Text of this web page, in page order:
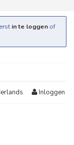
in te loggen of
Inloggen